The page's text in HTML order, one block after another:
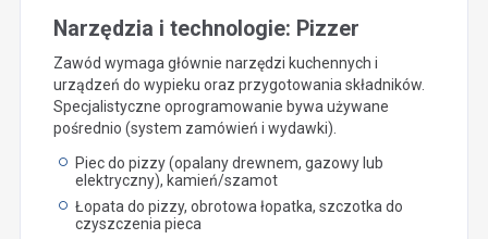
Narzędzia i technologie: Pizzer
Zawód wymaga głównie narzędzi kuchennych i
urządzeń do wypieku oraz przygotowania składników.
Specjalistyczne oprogramowanie bywa używane
pośrednio (system zamówień i wydawki).
Piec do pizzy (opalany drewnem, gazowy lub
elektryczny), kamień/szamot
Łopata do pizzy, obrotowa łopatka, szczotka do
czyszczenia pieca